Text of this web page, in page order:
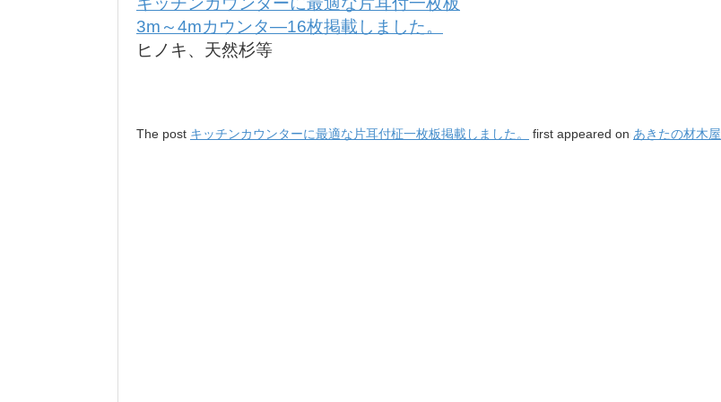
3m～4mカウンタ―16枚掲載しました。
ヒノキ、天然杉等
The post キッチンカウンターに最適な片耳付柾一枚板掲載しました。 first appeared on あきたの材木屋